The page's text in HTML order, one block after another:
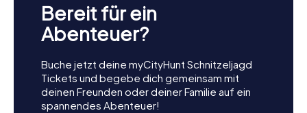
Bereit für ein
Abenteuer?
Buche jetzt deine myCityHunt Schnitzeljagd
Tickets und begebe dich gemeinsam mit
deinen Freunden oder deiner Familie auf ein
spannendes Abenteuer!